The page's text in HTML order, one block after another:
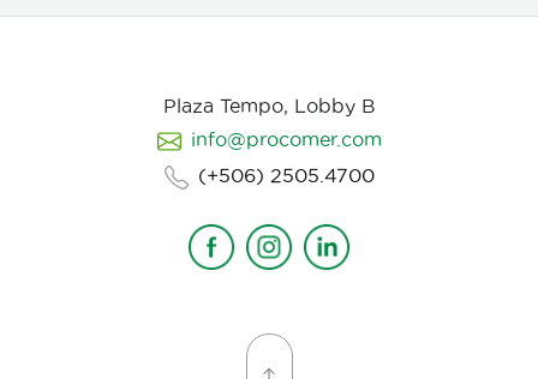
Plaza Tempo, Lobby B
info@procomer.com
(+506) 2505.4700